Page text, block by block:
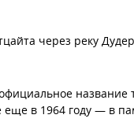
через реку
в 1964 году — в